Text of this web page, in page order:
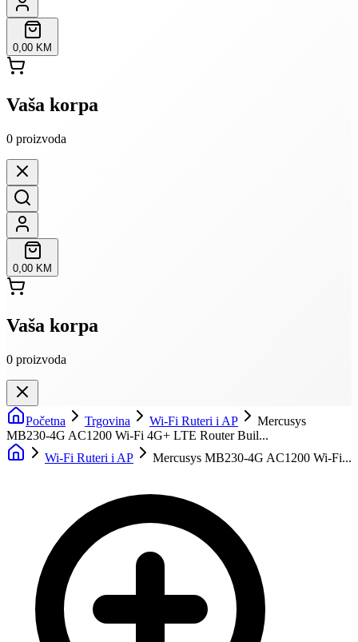
0,00 KM
Vaša korpa
0 proizvoda
0,00 KM
Vaša korpa
0 proizvoda
Početna Trgovina Wi-Fi Ruteri i AP
Mercusys
MB230-4G AC1200 Wi-Fi 4G+ LTE Router Buil...
Wi-Fi Ruteri i AP
Mercusys MB230-4G AC1200 Wi-Fi...